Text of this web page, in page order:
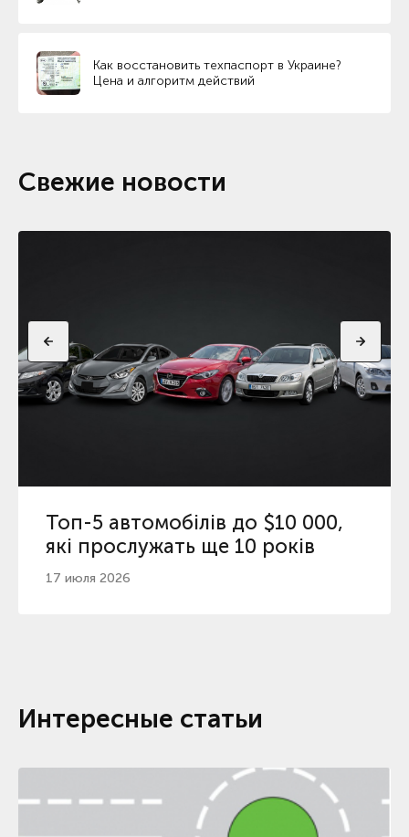
Как восстановить техпаспорт в Украине?
Цена и алгоритм действий
Свежие новости
Топ-5 автомобілів до $10 000,
які прослужать ще 10 років
17 июля 2026
Интересные статьи